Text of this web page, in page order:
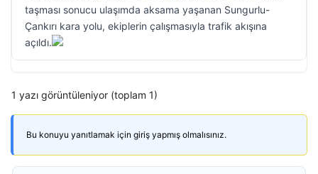
taşması sonucu ulaşımda aksama yaşanan Sungurlu-
Çankırı kara yolu, ekiplerin çalışmasıyla trafik akışına
açıldı.
1 yazı görüntüleniyor (toplam 1)
Bu konuyu yanıtlamak için giriş yapmış olmalısınız.